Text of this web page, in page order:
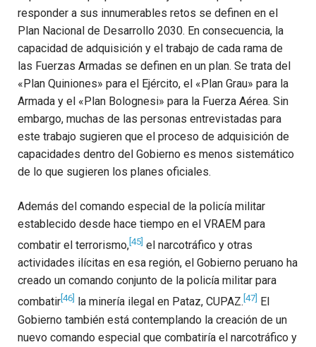
responder a sus innumerables retos se definen en el
Plan Nacional de Desarrollo 2030. En consecuencia, la
capacidad de adquisición y el trabajo de cada rama de
las Fuerzas Armadas se definen en un plan. Se trata del
«Plan Quiniones» para el Ejército, el «Plan Grau» para la
Armada y el «Plan Bolognesi» para la Fuerza Aérea. Sin
embargo, muchas de las personas entrevistadas para
este trabajo sugieren que el proceso de adquisición de
capacidades dentro del Gobierno es menos sistemático
de lo que sugieren los planes oficiales.
Además del comando especial de la policía militar
establecido desde hace tiempo en el VRAEM para
combatir el terrorismo, [45] el narcotráfico y otras
actividades ilícitas en esa región, el Gobierno peruano ha
creado un comando conjunto de la policía militar para
combatir [46] la minería ilegal en Pataz, CUPAZ. [47]
El
Gobierno también está contemplando la creación de un
nuevo comando especial que combatiría el narcotráfico y